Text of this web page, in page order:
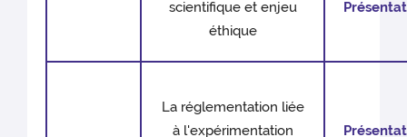
scientifique et enjeu
éthique
La réglementation liée
à l'expérimentation